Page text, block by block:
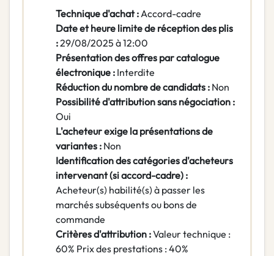
Technique d'achat :Accord-cadre
Date et heure limite de réception des plis
:29/08/2025 à 12:00
Présentation des offres par catalogue
électronique : Interdite
Réduction du nombre de candidats : Non
Possibilité d'attribution sans négociation :
Oui
L'acheteur exige la présentations de
variantes : Non
Identification des catégories d'acheteurs
intervenant (si accord-cadre) :
Acheteur(s) habilité(s) à passer les
marchés subséquents ou bons de
commande
Critères d'attribution :Valeur technique :
60% Prix des prestations : 40%